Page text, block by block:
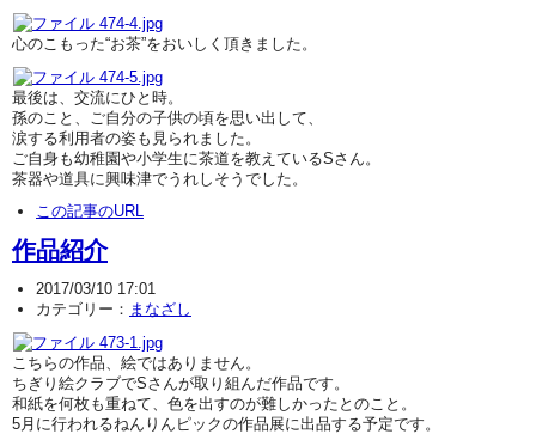
心のこもった“お茶”をおいしく頂きました。
最後は、交流にひと時。
孫のこと、ご自分の子供の頃を思い出して、
涙する利用者の姿も見られました。
ご自身も幼稚園や小学生に茶道を教えているSさん。
茶器や道具に興味津でうれしそうでした。
この記事のURL
作品紹介
2017/03/10 17:01
カテゴリー： まなざし
こちらの作品、絵ではありません。
ちぎり絵クラブでSさんが取り組んだ作品です。
和紙を何枚も重ねて、色を出すのが難しかったとのこと。
5月に行われるねんりんピックの作品展に出品する予定です。